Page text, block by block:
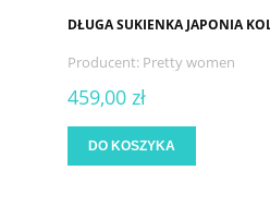
DŁUGA SUKIENKA JAPONIA
Producent: Pretty women
459,00 zł
DO KOSZYKA